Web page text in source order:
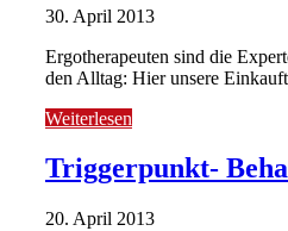
30. April 2013
Ergotherapeuten sind die
den Alltag: Hier unsere
Weiterlesen
Triggerpunkt-
20. April 2013